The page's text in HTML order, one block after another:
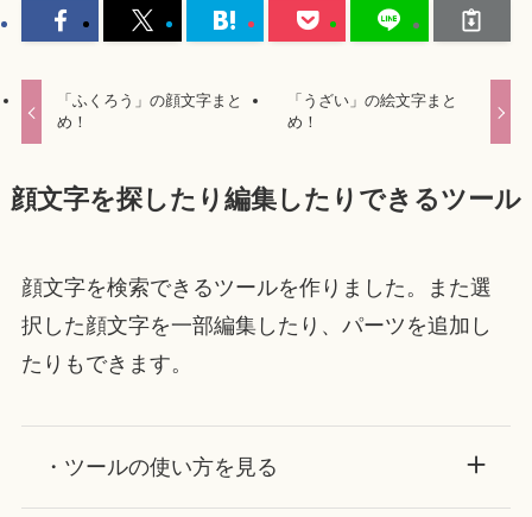
「ふくろう」の顔文字まと
め！
「うざい」の絵文字まと
め！
顔文字を探したり編集したりできるツール
顔文字を検索できるツールを作りました。また選
択した顔文字を一部編集したり、パーツを追加し
たりもできます。
・ツールの使い方を見る